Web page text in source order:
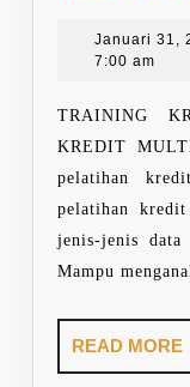
Januari 31,
7:00 am
TRAINING
KREDIT
pelatihan
pelatihan
jenis-jenis
Mampu
READ MORE